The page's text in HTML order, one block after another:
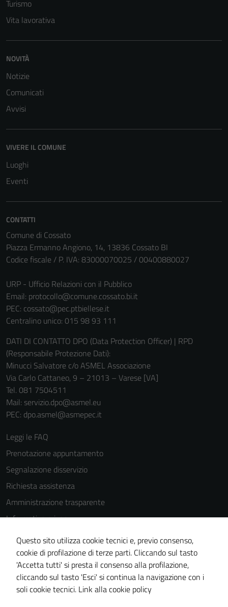
Turismo
Vita lavorativa
NOVITÀ
Notizie
Comunicati
Avvisi
VIVERE IL COMUNE
Luoghi
Eventi
CONTATTI
Comune di Cossato
Piazza Ermanno Angiono, 14, 13836 Cossato BI
Codice fiscale / P. IVA: 83000070025 / 00400880027
URP - Ufficio Relazioni con il Pubblico
Email: protocollo@comune.cossato.bi.it
PEC: cossato@pec.ptbiellese.it
Centralino unico: 015 98 93 111
DATI DI CONTATTO DPO (Data Protection Officer) | RPD
(Responsabile Protezione Dati):
Minucci Salvatore c/o ASMEL Associazione
Via Carlo Cattaneo, 9 – 21013 – Varese [VA]
Tel. 081 7504511
Mail: servizio.dpo@asmel.eu
PEC: dpo.asmel@asmepec.it
Leggi le FAQ
Prenotazione appuntamento
Segnalazione disservizio
Richiesta assistenza
Amministrazione trasparente
Informativa privacy
Cookie Policy
Note legali
Dichiarazione di accessibilità
Piano di miglioramento del sito
Questo sito utilizza cookie tecnici e, previo consenso,
cookie di profilazione di terze parti. Cliccando sul tasto
'Accetta tutti' si presta il consenso alla profilazione,
cliccando sul tasto 'Esci' si continua la navigazione con i
soli cookie tecnici. Link alla cookie policy
per il
funzionamento
possono
essere
informazioni